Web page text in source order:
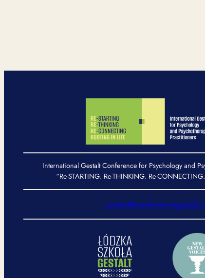
International Gestalt Conference for Psychology and
“Re-STARTING. Re-THINKING. Re-